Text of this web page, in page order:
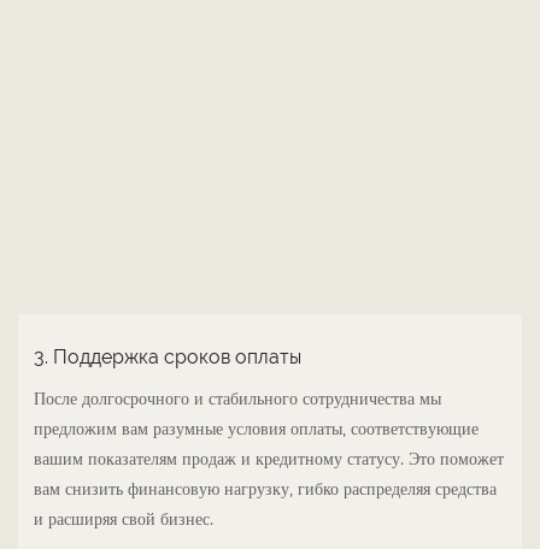
3. Поддержка сроков оплаты
После долгосрочного и стабильного сотрудничества мы
предложим вам разумные условия оплаты, соответствующие
вашим показателям продаж и кредитному статусу. Это поможет
вам снизить финансовую нагрузку, гибко распределяя средства
и расширяя свой бизнес.